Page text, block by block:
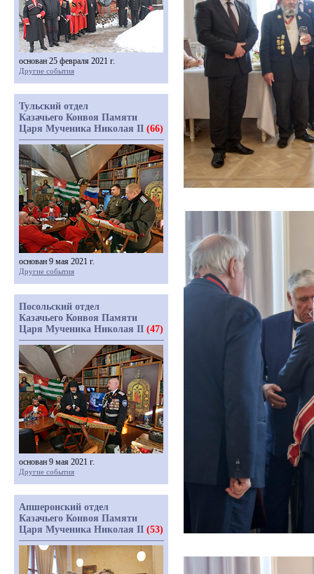
основан 25 февраля 2021 г.
Другие события
Тульский отдел
Казачьего Конвоя Памяти
Царя Мученика Николая II (66)
основан 9 мая 2021 г.
Другие события
Посольский отдел
Казачьего Конвоя Памяти
Царя Мученика Николая II (47)
основан 9 мая 2021 г.
Другие события
Апшеронский отдел
Казачьего Конвоя Памяти
Царя Мученика Николая II (53)